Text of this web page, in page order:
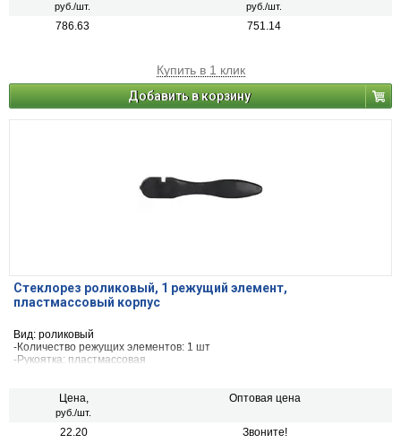
руб./шт. руб./шт.
786.63 751.14
Купить в 1 клик
Добавить в корзину
Стеклорез роликовый, 1 режущий элемент,
пластмассовый корпус
Вид: роликовый
-Количество режущих элементов: 1 шт
-Рукоятка: пластмассовая
Цена,
руб./шт.
Оптовая цена
22.20 Звоните!